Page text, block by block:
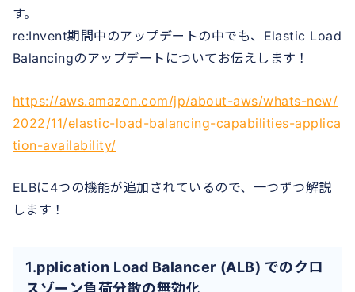
す。
re:Invent期間中のアップデートの中でも、Elastic Load
Balancingのアップデートについてお伝えします！
https://aws.amazon.com/jp/about-aws/whats-new/
2022/11/elastic-load-balancing-capabilities-applica
tion-availability/
ELBに4つの機能が追加されているので、一つずつ解説
します！
1.pplication Load Balancer (ALB) でのクロ
スゾーン負荷分散の無効化